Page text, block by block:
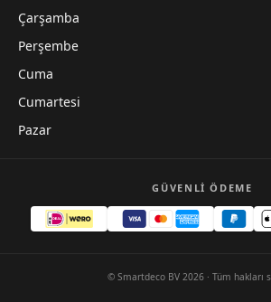
Çarşamba
Perşembe
Cuma
Cumartesi
Pazar
GÜVENLI ÖDEME
© Smartdeco BV 2026 · Tüm hakları